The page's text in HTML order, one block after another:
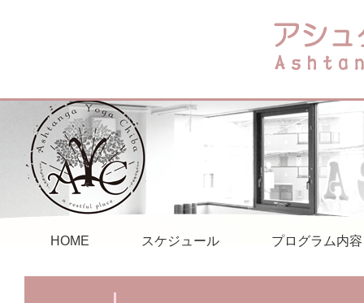
HOME スケジュール プログラム内容